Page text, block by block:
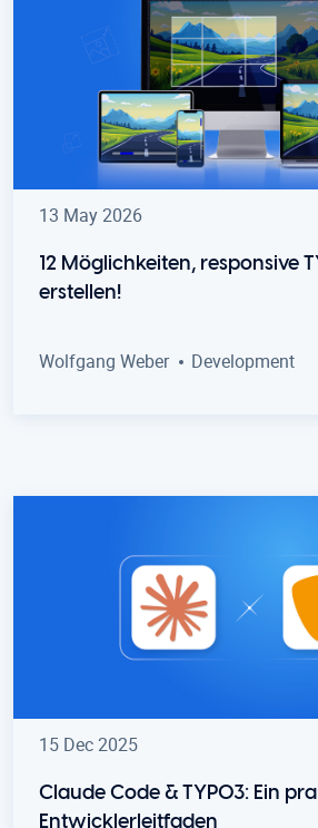
13 May 2026
12 Möglichkeiten, responsive
erstellen!
Wolfgang Weber Development
15 Dec 2025
Claude Code & TYPO3: Ein
Entwicklerleitfaden